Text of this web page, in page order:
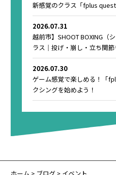
新感覚のクラス「fplus quest
2026.07.31
越前市】SHOOT BOXING（
ラス｜投げ・崩し・立ち関
2026.07.30
ゲーム感覚で楽しめる！「
クシングを始めよう！